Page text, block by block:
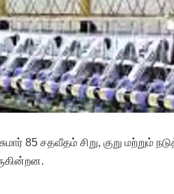
85 சதவீதம்‌ சிறு, குறு மற்றும்‌